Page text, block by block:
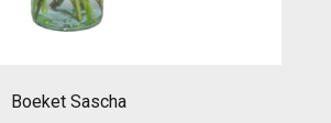
Boeket Sascha